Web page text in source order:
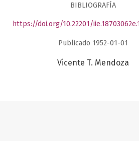
BIBLIOGRAFÍA
https://doi.org/10.22201/
Publicado 1952-01-01
Vicente T. Mendoza